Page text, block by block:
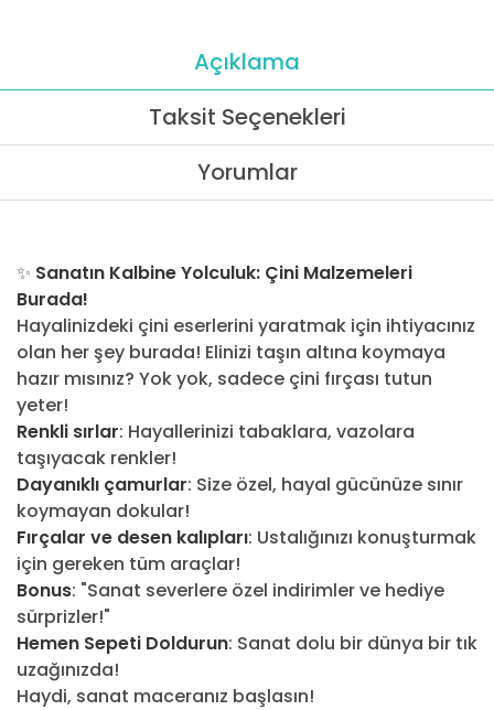
Açıklama
Taksit Seçenekleri
Yorumlar
✨ Sanatın Kalbine Yolculuk: Çini Malzemeleri
Burada!
Hayalinizdeki çini eserlerini yaratmak için ihtiyacınız
olan her şey burada! Elinizi taşın altına koymaya
hazır mısınız? Yok yok, sadece çini fırçası tutun
yeter!
Renkli sırlar: Hayallerinizi tabaklara, vazolara
taşıyacak renkler!
Dayanıklı çamurlar: Size özel, hayal gücünüze sınır
koymayan dokular!
Fırçalar ve desen kalıpları: Ustalığınızı konuşturmak
için gereken tüm araçlar!
Bonus: "Sanat severlere özel indirimler ve hediye
sürprizler!"
Hemen Sepeti Doldurun: Sanat dolu bir dünya bir tık
uzağınızda!
Haydi, sanat maceranız başlasın!